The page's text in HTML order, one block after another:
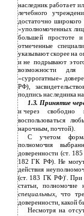
наследник работает
лечебного
достаточно широкого
«уполномоченных
большей простоте
отмеченные
указывают скорее на
и не подрывают
возможности для
«суррогатные»
РФ),
подпись наследника
1.3. Принятие
и через свободно
воспользоваться
нарочным, почтой).
С учетом
полномочия
доверенности (ст.
182 ГК РФ). Не
действия
(ст. 183 ГК РФ)2. При
статьи, полномочие
специальных, что
доверенности, какой
Несмотря на